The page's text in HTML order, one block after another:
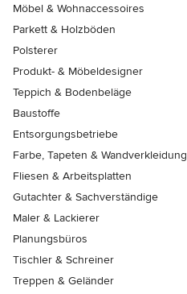
Möbel & Wohnaccessoires
Parkett & Holzböden
Polsterer
Produkt- & Möbeldesigner
Teppich & Bodenbeläge
Baustoffe
Entsorgungsbetriebe
Farbe, Tapeten & Wandverkleidung
Fliesen & Arbeitsplatten
Gutachter & Sachverständige
Maler & Lackierer
Planungsbüros
Tischler & Schreiner
Treppen & Geländer